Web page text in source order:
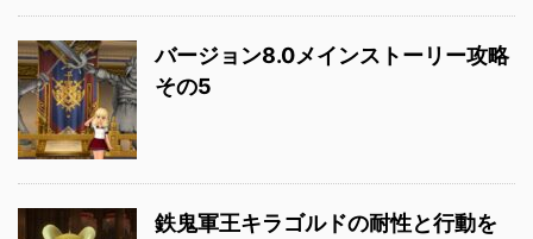
バージョン8.0メインストーリー攻略
その5
鉄鬼軍王キラゴルドの耐性と行動を